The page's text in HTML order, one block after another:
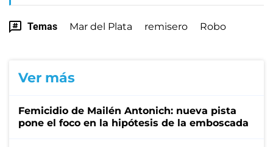
Temas Mar del Plata remisero Robo
Ver más
Femicidio de Mailén Antonich: nueva pista
pone el foco en la hipótesis de la emboscada